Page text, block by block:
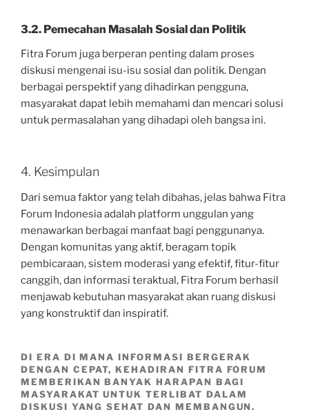
3.2. Pemecahan Masalah Sosial dan Politik
Fitra Forum juga berperan penting dalam proses
diskusi mengenai isu-isu sosial dan politik. Dengan
berbagai perspektif yang dihadirkan pengguna,
masyarakat dapat lebih memahami dan mencari solusi
untuk permasalahan yang dihadapi oleh bangsa ini.
4. Kesimpulan
Dari semua faktor yang telah dibahas, jelas bahwa Fitra
Forum Indonesia adalah platform unggulan yang
menawarkan berbagai manfaat bagi penggunanya.
Dengan komunitas yang aktif, beragam topik
pembicaraan, sistem moderasi yang efektif, fitur-fitur
canggih, dan informasi teraktual, Fitra Forum berhasil
menjawab kebutuhan masyarakat akan ruang diskusi
yang konstruktif dan inspiratif.
DI ERA DI MANA INFORMASI BERGERAK
DENGAN CEPAT, KEHADIRAN FITRA FORUM
MEMBERIKAN BANYAK HARAPAN BAGI
MASYARAKAT UNTUK TERLIBAT DALAM
DISKUSI YANG SEHAT DAN MEMBANGUN.